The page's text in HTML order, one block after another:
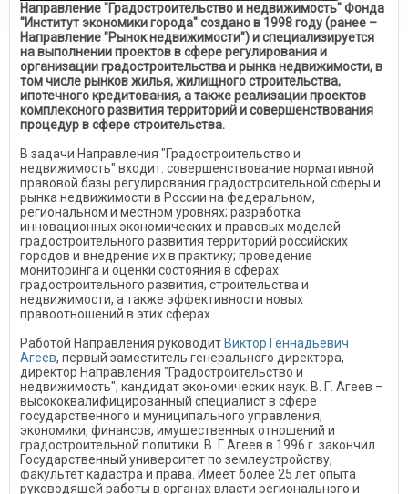
Направление "Градостроительство и недвижимость" Фонда
"Институт экономики города" создано в 1998 году (ранее –
Направление "Рынок недвижимости") и специализируется
на выполнении проектов в сфере регулирования и
организации градостроительства и рынка недвижимости, в
том числе рынков жилья, жилищного строительства,
ипотечного кредитования, а также реализации проектов
комплексного развития территорий и совершенствования
процедур в сфере строительства.
В задачи Направления "Градостроительство и
недвижимость" входит: совершенствование нормативной
правовой базы регулирования градостроительной сферы и
рынка недвижимости в России на федеральном,
региональном и местном уровнях; разработка
инновационных экономических и правовых моделей
градостроительного развития территорий российских
городов и внедрение их в практику; проведение
мониторинга и оценки состояния в сферах
градостроительного развития, строительства и
недвижимости, а также эффективности новых
правоотношений в этих сферах.
Работой Направления руководит Виктор Геннадьевич
Агеев, первый заместитель генерального директора,
директор Направления "Градостроительство и
недвижимость", кандидат экономических наук. В. Г. Агеев –
высококвалифицированный специалист в сфере
государственного и муниципального управления,
экономики, финансов, имущественных отношений и
градостроительной политики. В. Г Агеев в 1996 г. закончил
Государственный университет по землеустройству,
факультет кадастра и права. Имеет более 25 лет опыта
руководящей работы в органах власти регионального и